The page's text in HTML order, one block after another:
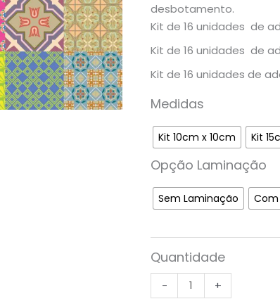
desbotamento.
Kit de 16 unidades de
Kit de 16 unidades de
Kit de 16 unidades de
Medidas
Kit 10cm x 10cm Kit
Opção Laminação
Sem Laminação
Quantidade
- +